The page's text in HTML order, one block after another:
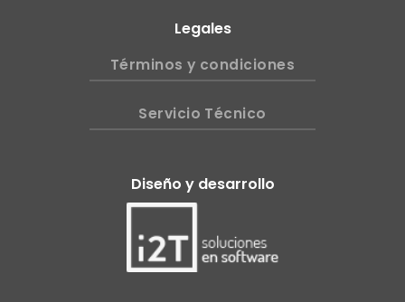
Legales
Términos y condiciones
Servicio Técnico
Diseño y desarrollo